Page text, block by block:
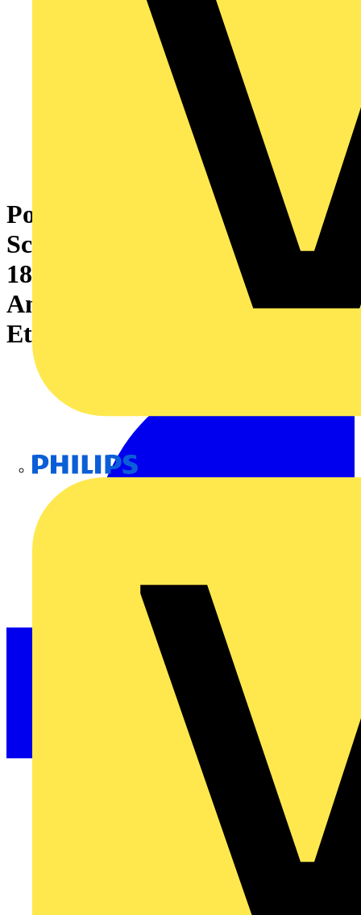
Potentialverteilerklemme,
Schraubanschluss, lichtgrau,
185 mm², 353 A, 1000 V, Anzahl
Anschlüsse: 10, Anzahl der
Etagen: 1